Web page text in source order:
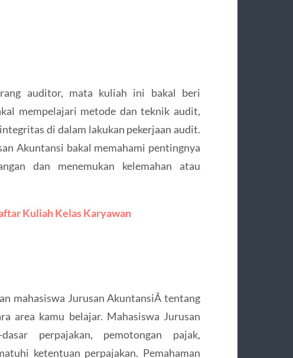
auditor, mata kuliah ini bakal beri
mempelajari metode dan teknik audit,
di dalam lakukan pekerjaan audit.
Akuntansi bakal memahami pentingnya
dan menemukan kelemahan atau
Kuliah Kelas Karyawan
mahasiswa Jurusan AkuntansiÂ tentang
area kamu belajar. Mahasiswa Jurusan
perpajakan, pemotongan pajak,
ketentuan perpajakan. Pemahaman